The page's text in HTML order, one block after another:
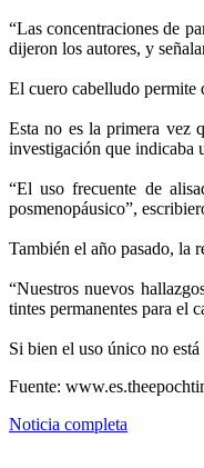
“Las concentraciones de
dijeron los autores, y
El cuero cabelludo permite
Esta no es la primera vez
investigación que indicaba
“El uso frecuente de
posmenopáusico”,
También el año pasado, la
“Nuestros nuevos
tintes permanentes para el
Si bien el uso único no
Fuente:
Noticia completa